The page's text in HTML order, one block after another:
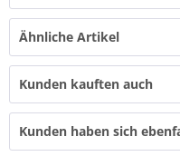
Ähnliche Artikel
Kunden kauften auch
Kunden haben sich